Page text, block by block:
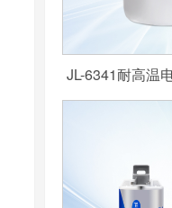
JL-6341耐高温